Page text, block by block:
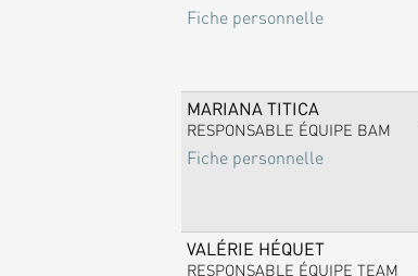
Fiche personnelle
MARIANA TITICA
RESPONSABLE ÉQUIPE BAM
Fiche personnelle
VALÉRIE HÉQUET
RESPONSABLE ÉQUIPE TEAM